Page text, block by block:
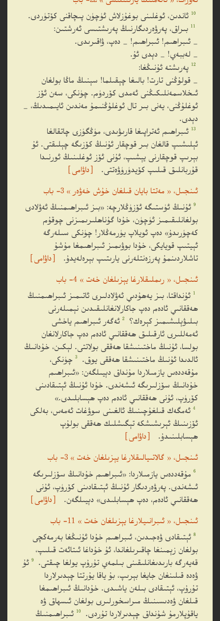
10 ئاندىن، ئوغلىنى بوغۇزلاش ئۈچۈن پىچاقنى كۆتۈردى.
11 بىراق، پەرۋەردىگارنىڭ پەرىشتىسى ئەرشتىن:
_ ئىبراھىم! ئىبراھىم! _ دەپ، ۋاقىرىدى.
_ لەببەي! _ دېدى ئۇ.
12 پەرىشتە ئۇنىڭغا:
_ قولۇڭنى تارت! بالىغا چېقىلما! سېنىڭ ماڭا بولغان
ئىخلاسمەنلىكىڭنى ئەمدى كۆردۈم. چۈنكى، سەن ئۆز
ئوغلۇڭنى، يەنى بىر تال ئوغلۇڭنىمۇ مەندىن ئايىمىدىڭ، _
دېدى.
13 ئىبراھىم ئەتراپىغا قارىۋىدى، مۈڭگۈزى چاتقالغا
ئېلىشىپ قالغان بىر قوچقار ئۇنىڭ كۆزىگە چېلىقتى. ئۇ
بېرىپ قوچقارنى يېشىپ، ئۇنى ئۆز ئوغلىنىڭ ئورنىدا
قۇربانلىق قىلىپ كۆيدۈرۈۋەتتى.
［داۋامى］
ئىنجىل، « مەتتا بايان قىلغان خۇش خەۋەر » 3- باب
9 ئۇنىڭ ئۈستىگە ئۆزۈڭلارچە: «بىز ئىبراھىمنىڭ ئەۋلادى
بولغانلىقىمىز ئۈچۈن، خۇدا گۇناھلىرىمىزنى چوقۇم
كەچۈرىدۇ» دەپ ئويلاپ يۈرمەڭلار! چۈنكى سىلەرگە
ئېيتىپ قويايكى، خۇدا بوۋىمىز ئىبراھىمغا مۇشۇ
تاشلاردىنمۇ پەرزەنتلەرنى يارىتىپ بېرەلەيدۇ.
［داۋامى］
ئىنجىل، « رىملىقلارغا يېزىلغان خەت » 4- باب
1 ئۇنداقتا، بىز يەھۇدىي ئەۋلادلىرى ئاتىمىز ئىبراھىمنىڭ
ھەققانىي ئادەم دەپ جاكارلانغانلىقىدىن نېمىلەرنى
بىلىۋېلىشىمىز كېرەك؟
2 ئەگەر ئىبراھىم ياخشى
ئەمەللىرى ئارقىلىق ھەققانىي ئادەم دەپ جاكارلانغان
بولسا، ئۇنىڭ ماختىنىشقا ھەققى بولاتتى. لېكىن، خۇدانىڭ
ئالدىدا ئۇنىڭ ماختىنىشقا ھەققى يوق.
3 چۈنكى،
مۇقەددەس يازمىلاردا مۇنداق دېيىلگەن: «ئىبراھىم
خۇدانىڭ سۆزلىرىگە ئىشەندى. خۇدا ئۇنىڭ ئېتىقادىنى
كۆرۈپ، ئۇنى ھەققانىي ئادەم دەپ ھېسابلىدى.»
4 ئەمگەك قىلغۇچىنىڭ ئالغىنى سوۋغات ئەمەس، بەلكى
ئۆزىنىڭ ئېرىشىشكە تېگىشلىك ھەققى بولۇپ
ھېسابلىنىدۇ.
［داۋامى］
ئىنجىل، « گالاتىيالىقلارغا يېزىلغان خەت » 3- باب
6 مۇقەددەس يازمىلاردا: «ئىبراھىم خۇدانىڭ سۆزلىرىگە
ئىشەندى. پەرۋەردىگار ئۇنىڭ ئېتىقادىنى كۆرۈپ، ئۇنى
ھەققانىي ئادەم، دەپ ھېسابلىدى» دېيىلگەن.
［داۋامى］
ئىنجىل، « ئىبرانىيلارغا يېزىلغان خەت » 11- باب
8 ئېتىقادى ۋەجىدىن، ئىبراھىم خۇدا ئۇنىڭغا بەرمەكچى
بولغان زېمىنغا چاقىرىلغاندا، ئۇ خۇداغا ئىتائەت قىلىپ،
قەيەرگە بارىدىغانلىقىنى بىلمەي تۇرۇپ يولغا چىقتى.
9 ئۇ
ۋەدە قىلىنغان جايغا بېرىپ، بۇ ياقا يۇرتتا چېدىرلاردا
تۇرۇپ، ئېتىقادى بىلەن ياشىدى. خۇدانىڭ ئىبراھىمغا
قىلغان ۋەدىسىنىڭ مىراسخورلىرى بولغان ئىسھاق ۋە
ياقۇپلارمۇ شۇنداق چېدىرلاردا تۇردى.
10 ئىبراھىمنىڭ